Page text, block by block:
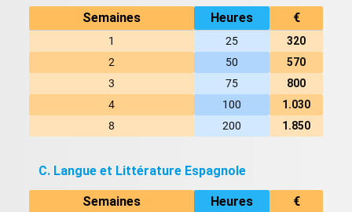
Semaines Heures €
1 25
320
2
50
570
3
75
800
4
100
1.030
8
200 1.850
C. Langue et Littérature Espagnole
Semaines Heures €